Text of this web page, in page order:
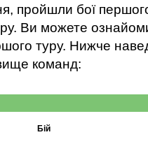
пройшли бої
Ви можете
туру. Нижче
команд:
Бій